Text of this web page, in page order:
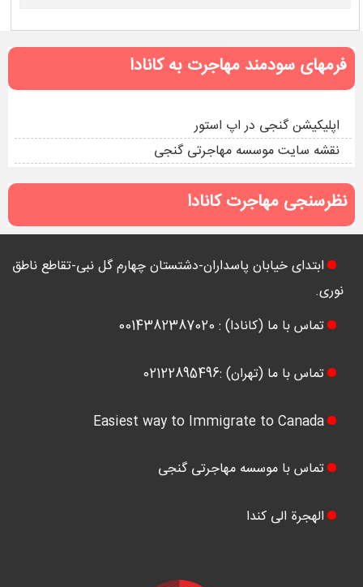
فرمهای سودمند مهاجرت به کانادا
اپلیکیشن گنجی در اپ استور
نقشه سایت موسسه مهاجرتی گنجی
نظرسنجی مهاجرت کانادا
ابتدای خیابان پاسداران-دشتستان چهارم گل نبی-تقاطع ناطق
نوری.
تماس با ما (کانادا) : 0014382387020
تماس با ما (تهران) :02122895496
Easiest way to Immigrate to Canada
تماس با موسسه مهاجرتی گنجی
الهجرة الی کندا